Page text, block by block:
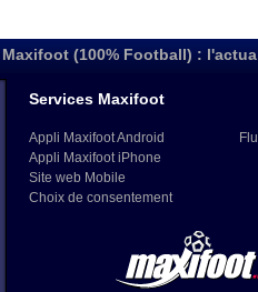
Maxifoot (100% Football) :
Services Maxifoot
Appli Maxifoot Android
Appli Maxifoot iPhone
Site web Mobile
Choix de consentement